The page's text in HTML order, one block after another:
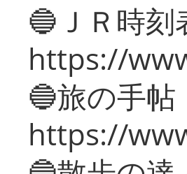
🔵ＪＲ時刻
https://
🔵旅の手帖
https://